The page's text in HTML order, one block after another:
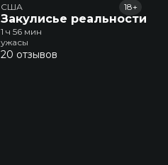
США
Закулисье реальности
18+
1 ч 56 мин
ужасы
20 отзывов